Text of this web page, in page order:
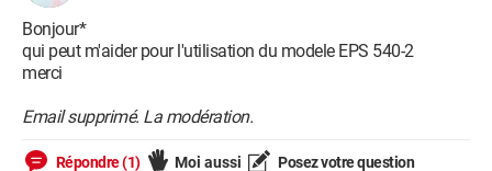
Bonjour*
qui peut m'aider pour l'utilisation du modele EPS 540-2
merci
Email supprimé. La modération.
Répondre (1) Moi aussi Posez votre question